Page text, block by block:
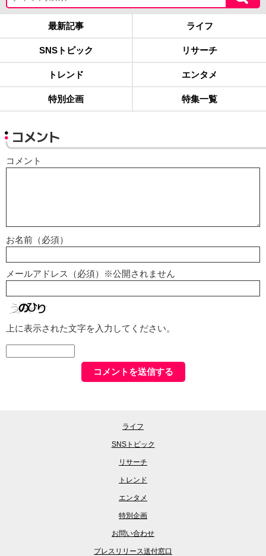
最新記事 ライフ
SNSトピック リサーチ
トレンド エンタメ
特別企画 特集一覧
コメント
コメント
お名前（必須）
メールアドレス（必須）※公開されません
上に表示された文字を入力してください。
ライフ
SNSトピック
リサーチ
トレンド
エンタメ
特別企画
お問い合わせ
プレスリリース送付窓口